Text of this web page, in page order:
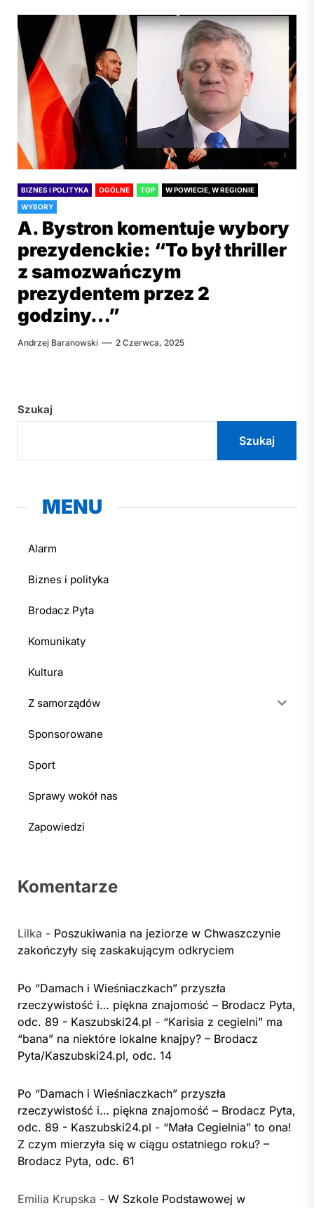
BIZNES I POLITYKA OGÓLNE TOP
W POWIECIE, W REGIONIE
WYBORY
A. Bystron komentuje wybory
prezydenckie: “To był thriller
z samozwańczym
prezydentem przez 2
godziny…”
Andrzej Baranowski 2 Czerwca, 2025
Szukaj
Szukaj
MENU
Alarm
Biznes i polityka
Brodacz Pyta
Komunikaty
Kultura
Z samorządów
Sponsorowane
Sport
Sprawy wokół nas
Zapowiedzi
Komentarze
Lilka - Poszukiwania na jeziorze w Chwaszczynie
zakończyły się zaskakującym odkryciem
Po “Damach i Wieśniaczkach” przyszła
rzeczywistość i… piękna znajomość – Brodacz Pyta,
odc. 89 - Kaszubski24.pl - “Karisia z cegielni” ma
“bana” na niektóre lokalne knajpy? – Brodacz
Pyta/Kaszubski24.pl, odc. 14
Po “Damach i Wieśniaczkach” przyszła
rzeczywistość i… piękna znajomość – Brodacz Pyta,
odc. 89 - Kaszubski24.pl - “Mała Cegielnia” to ona!
Z czym mierzyła się w ciągu ostatniego roku? –
Brodacz Pyta, odc. 61
Emilia Krupska - W Szkole Podstawowej w